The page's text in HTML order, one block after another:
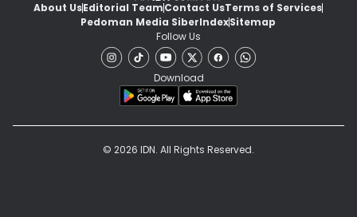
About UsEditorial TeamContact UsTerms of Services
Pedoman Media SiberIndexSitemap
Follow Us
Download
© 2026 IDN. All Rights Reserved.